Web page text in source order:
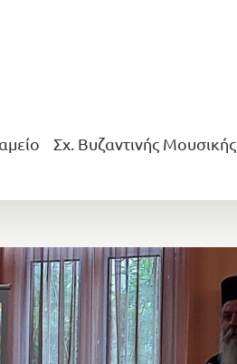
Σχ. Βυζαντινής Μουσικής